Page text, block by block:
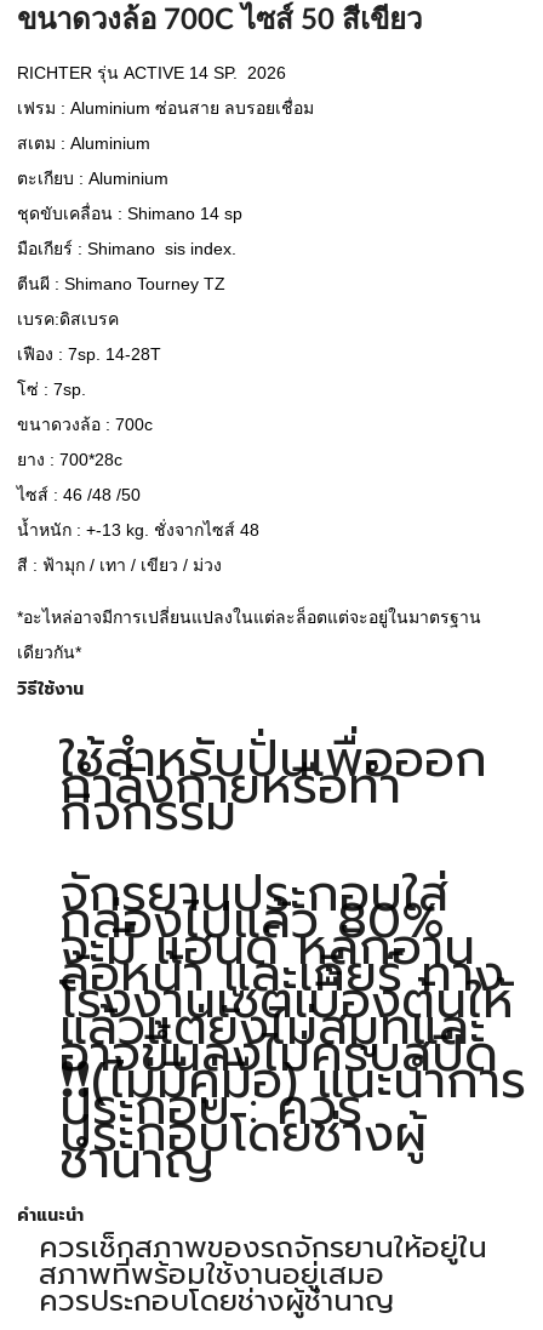
ขนาดวงล้อ 700C ไซส์ 50 สีเขียว
RICHTER รุ่น ACTIVE 14 SP.  2026
เฟรม : Aluminium ซ่อนสาย ลบรอยเชื่อม
สเตม : Aluminium
ตะเกียบ : Aluminium
ชุดขับเคลื่อน : Shimano 14 sp
มือเกียร์ : Shimano  sis index.
ตีนผี : Shimano Tourney TZ
เบรค:ดิสเบรค
เฟือง : 7sp. 14-28T
โซ่ : 7sp.
ขนาดวงล้อ : 700c
ยาง : 700*28c
ไซส์ : 46 /48 /50
น้ำหนัก : +-13 kg. ชั่งจากไซส์ 48
สี : ฟ้ามุก / เทา / เขียว / ม่วง
*อะไหล่อาจมีการเปลี่ยนแปลงในแต่ละล็อตแต่จะอยู่ในมาตรฐาน
เดียวกัน*
วิธีใช้งาน
ใช้สำหรับปั่นเพื่อออก
กำลังกายหรือทำ
กิจกรรม
จักรยานประกอบใส่
กล่องไปแล้ว 80%
จะมี แฮนด์ หลักอาน
ล้อหน้า และเกียร์ ทาง
โรงงานเซตเบื้องต้นให้
แล้วแต่ยังไม่สมูทและ
อาจขึ้นลงไม่ครบสปีด
❗❗(ไม่มีคู่มือ) แนะนำการ
ประกอบ : ควร
ประกอบโดยช่างผู้
ชำนาญ
คำแนะนำ
ควรเช็กสภาพของรถจักรยานให้อยู่ใน
สภาพที่พร้อมใช้งานอยู่เสมอ
ควรประกอบโดยช่างผู้ชำนาญ